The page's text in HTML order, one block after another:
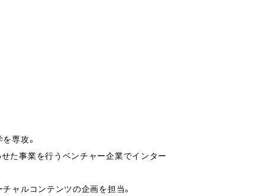
専攻。
た事業を行うベンチャー企業でインター
ャルコンテンツの企画を担当。